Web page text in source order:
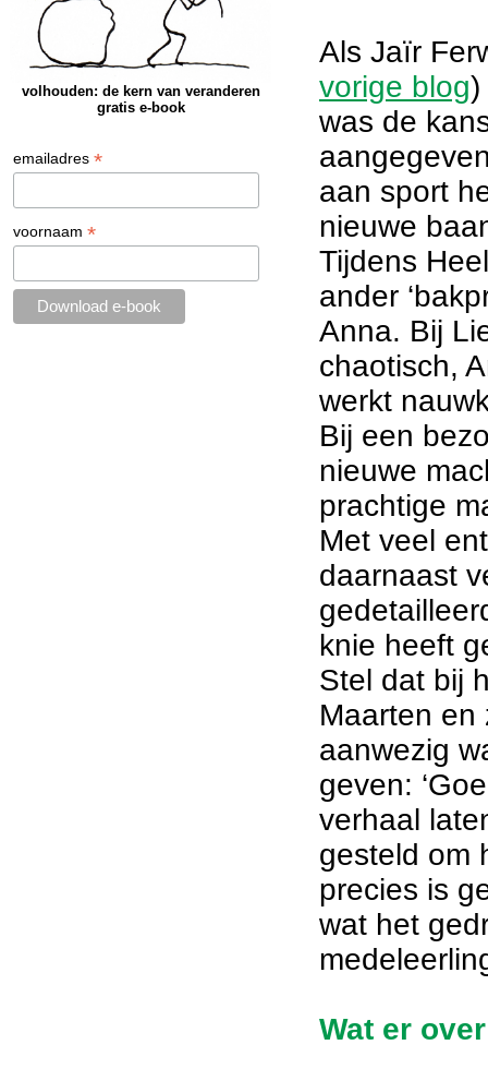
volhouden: de kern van veranderen
gratis e-book
emailadres*
voornaam*
Als Jaïr
vorige blog)
was de
aan sport
nieuwe
Tijdens
ander
Anna. Bij
chaotisch,
werkt
Bij een
nieuwe
prachtige
Met veel
daarnaast
knie heeft
Stel dat bij
Maarten en
aanwezig
geven:
verhaal
gesteld om
precies is
wat het
Wat er